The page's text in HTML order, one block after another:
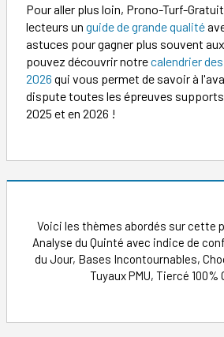
Pour aller plus loin, Prono-Turf-
lecteurs un guide de grande qualité
astuces pour gagner plus souvent
pouvez découvrir notrecalendrier
2026 qui vous permet de savoir à
dispute toutes les épreuves supports
2025 et en 2026 !
Voici les thèmes abordés sur cette
Analyse du Quinté avec indice de
du Jour, Bases Incontournables,
Tuyaux PMU, Tiercé 100%